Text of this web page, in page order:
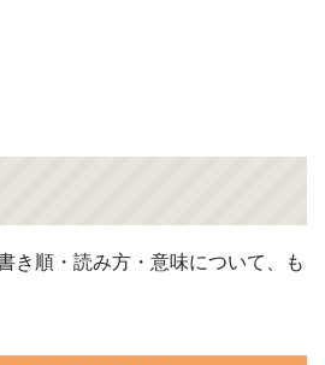
き順・読み方・意味について、も